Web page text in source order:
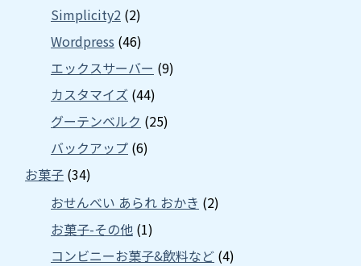
Simplicity2 (2)
Wordpress (46)
エックスサーバー (9)
カスタマイズ (44)
グーテンベルク (25)
バックアップ (6)
お菓子 (34)
おせんべい あられ おかき (2)
お菓子-その他 (1)
コンビニーお菓子&飲料など (4)